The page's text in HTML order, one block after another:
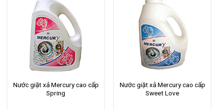
Nước giặt xả Mercury cao cấp
Spring
Nước giặt xả Mercury cao cấp
Sweet Love